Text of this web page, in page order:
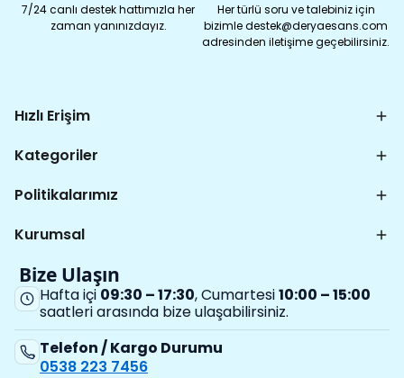
7/24 canlı destek hattımızla her
zaman yanınızdayız.
Her türlü soru ve talebiniz için
bizimle destek@deryaesans.com
adresinden iletişime geçebilirsiniz.
Hızlı Erişim
Kategoriler
Politikalarımız
Kurumsal
Bize Ulaşın
Hafta içi 09:30 – 17:30, Cumartesi10:00 – 15:00
saatleri arasında bize ulaşabilirsiniz.
Telefon / Kargo Durumu
0538 223 7456